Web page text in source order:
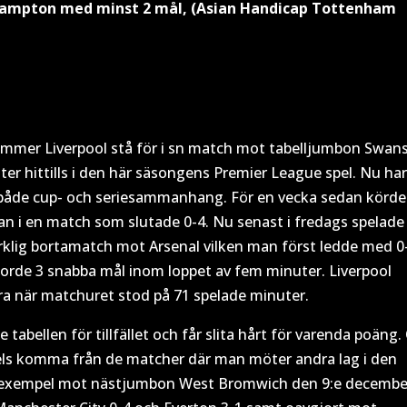
med minst 2 mål, (Asian Handicap Tottenham
Liverpool stå för i sn match mot tabelljumbon
hittills i den här säsongens Premier League spel. Nu har
cup- och seriesammanhang. För en vecka sedan körde
i en match som slutade 0-4. Nu senast i fredags spelade
bortamatch mot Arsenal vilken man först ledde med
3 snabba mål inom loppet av fem minuter. Liverpool
när matchuret stod på 71 spelade minuter.
tabellen för tillfället och får slita hårt för varenda poäng.
komma från de matcher där man möter andra lag i den
mot nästjumbon West Bromwich den 9:e